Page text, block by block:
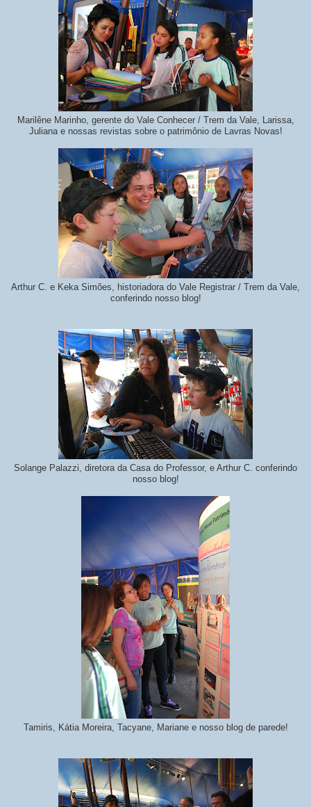
Marilêne Marinho, gerente do Vale Conhecer / Trem da Vale, Larissa,
Juliana e nossas revistas sobre o patrimônio de Lavras Novas!
Arthur C. e Keka Simões, historiadora do Vale Registrar / Trem da Vale,
conferindo nosso blog!
Solange Palazzi, diretora da Casa do Professor, e Arthur C. conferindo
nosso blog!
Tamiris, Kátia Moreira, Tacyane, Mariane e nosso blog de parede!